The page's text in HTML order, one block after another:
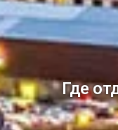
Где